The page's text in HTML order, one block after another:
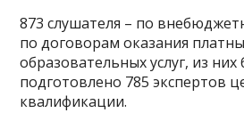
873 слушателя – по
по договорам оказания
образовательных услуг, из них
подготовлено 785 экспертов
квалификации.